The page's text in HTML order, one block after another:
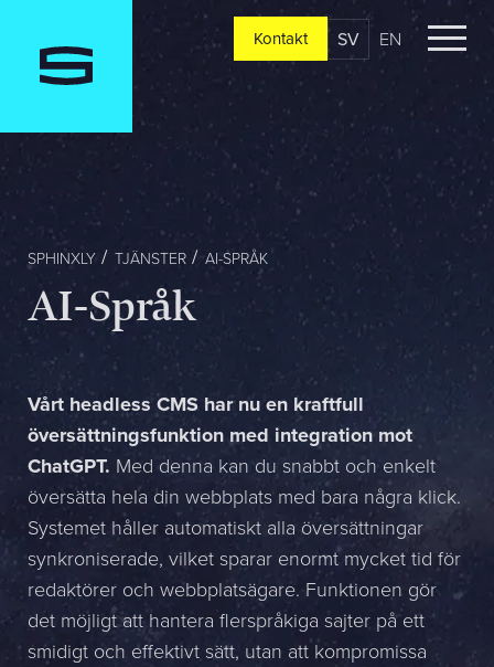
Kontakt
Berätta om er verksamhet, er vision och ert nuläge. Vi
återkommer oftast redan samma dag
Jag är...
Jag vill...
Mitt största problem är...
Namn *
Företag *
E-post *
Kontakt SV EN
SPHINXLY TJÄNSTER AI-SPRÅK
AI-Språk
Vårt headless CMS har nu en kraftfull
översättningsfunktion med integration mot
ChatGPT. Med denna kan du snabbt och enkelt
översätta hela din webbplats med bara några klick.
Systemet håller automatiskt alla översättningar
synkroniserade, vilket sparar enormt mycket tid för
redaktörer och webbplatsägare. Funktionen gör
det möjligt att hantera flerspråkiga sajter på ett
smidigt och effektivt sätt, utan att kompromissa